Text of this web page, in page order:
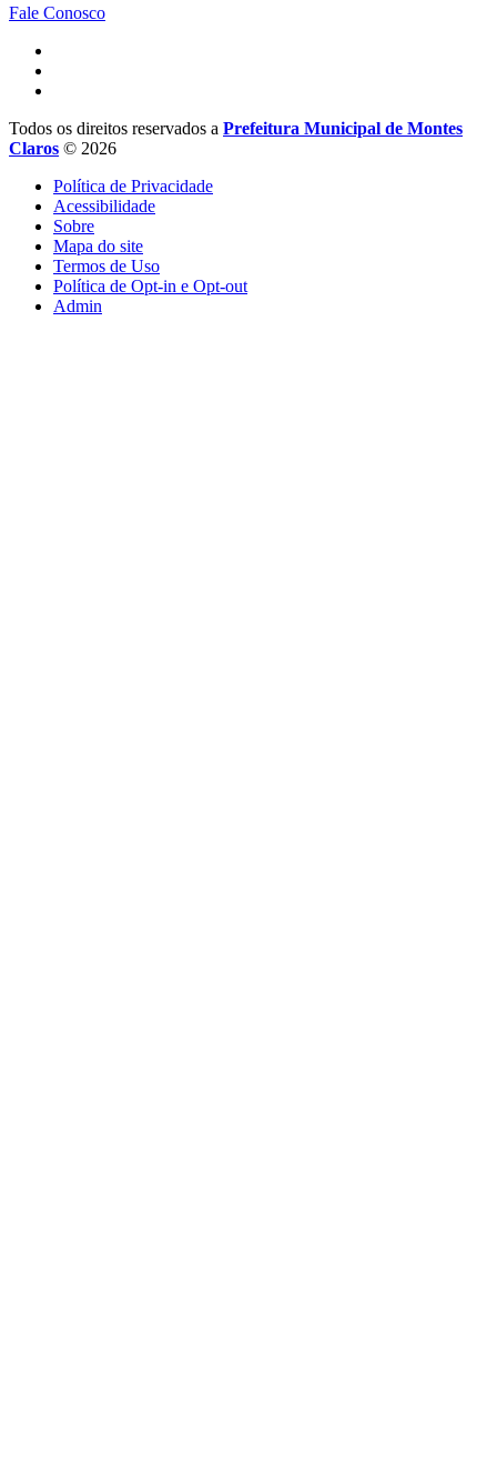
Fale Conosco
Todos os direitos reservados a Prefeitura Municipal de Montes
Claros © 2026
Política de Privacidade
Acessibilidade
Sobre
Mapa do site
Termos de Uso
Política de Opt-in e Opt-out
Admin